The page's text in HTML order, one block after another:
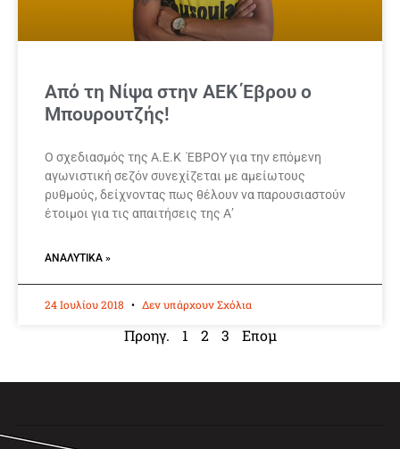
Από τη Νίψα στην ΑΕΚ Έβρου ο
Μπουρουτζής!
Ο σχεδιασμός της Α.Ε.Κ ΈΒΡΟΥ για την επόμενη
αγωνιστική σεζόν συνεχίζεται με αμείωτους
ρυθμούς, δείχνοντας πως θέλουν να παρουσιαστούν
έτοιμοι για τις απαιτήσεις της Α’
ΑΝΑΛΥΤΙΚΆ »
24 Ιουλίου 2018 Δεν υπάρχουν Σχόλια
Προηγ. 1 2 3 Επομ